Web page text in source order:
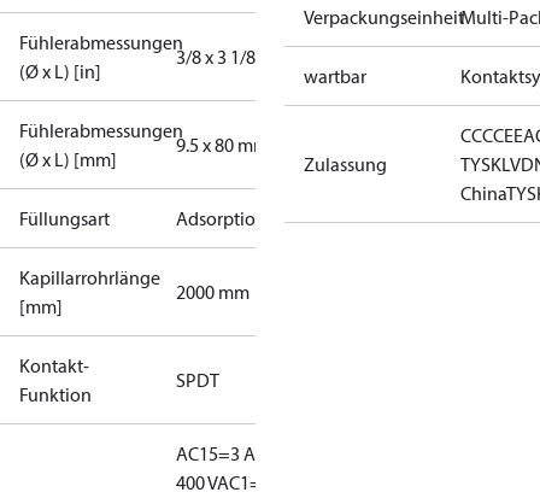
Fühlerabmessungen
(Ø x L) [in]
3/8 x 3 1/8 in
Fühlerabmessungen
(Ø x L) [mm]
9.5 x 80 mm
Füllungsart Adsorption
Kapillarrohrlänge
[mm]
2000 mm
Kontakt-
Funktion
SPDT
AC15=3 A,
400 VAC1=10
VerpackungseinheitMulti-
wartbar
Zulassung
CCCCE
TYSKLVD
China